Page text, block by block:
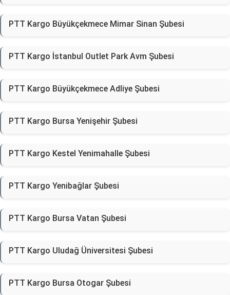
PTT Kargo Büyükçekmece Mimar Sinan Şubesi
PTT Kargo İstanbul Outlet Park Avm Şubesi
PTT Kargo Büyükçekmece Adliye Şubesi
PTT Kargo Bursa Yenişehir Şubesi
PTT Kargo Kestel Yenimahalle Şubesi
PTT Kargo Yenibağlar Şubesi
PTT Kargo Bursa Vatan Şubesi
PTT Kargo Uludağ Üniversitesi Şubesi
PTT Kargo Bursa Otogar Şubesi